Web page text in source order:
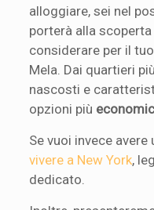
alloggiare, sei nel
porterà alla
considerare per il
Mela. Dai quartieri
nascosti e
opzioni più
Se vuoi invece avere
vivere a New York,
dedicato.